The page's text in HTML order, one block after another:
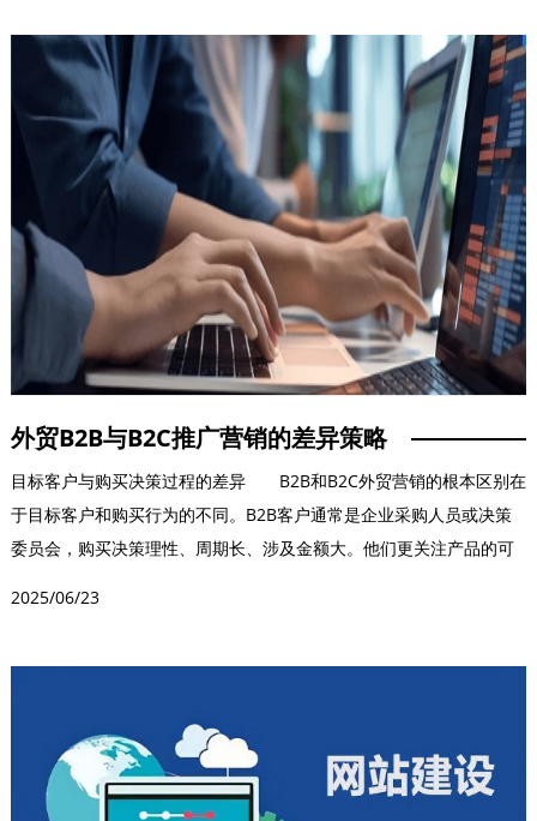
外贸B2B与B2C推广营销的差异策略
目标客户与购买决策过程的差异 B2B和B2C外贸营销的根本区别在
于目标客户和购买行为的不同。B2B客户通常是企业采购人员或决策
委员会，购买决策理性、周期长、涉及金额大。他们更关注产品的可
2025/06/23